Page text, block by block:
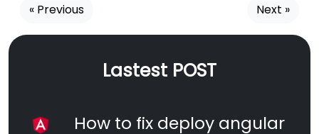
« Previous Next »
Lastest POST
How to fix deploy angular